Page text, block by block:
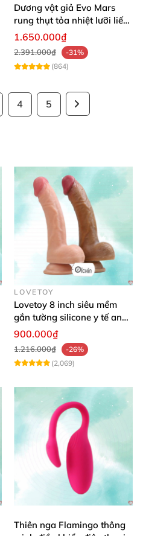
Dương vật giả Evo Mars
rung thụt tỏa nhiệt lưỡi liếm
massage
1.650.000₫
2.391.000₫
-31%
(864)
4 5
LOVETOY
Lovetoy 8 inch siêu mềm
gắn tường silicone y tế an
toàn
900.000₫
1.216.000₫
-26%
(2,069)
Thiên nga Flamingo thông